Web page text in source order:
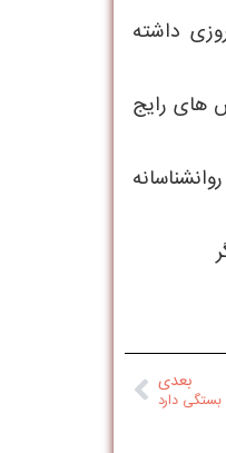
داشته
های رایج
بعدی
دارد